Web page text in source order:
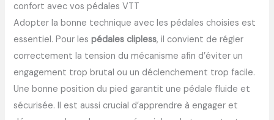
confort avec vos pédales VTT
Adopter la bonne technique avec les pédales choisies est
essentiel. Pour lespédales clipless, il convient de régler
correctement la tension du mécanisme afin d’éviter un
engagement trop brutal ou un déclenchement trop facile.
Une bonne position du pied garantit une pédale fluide et
sécurisée. Il est aussi crucial d’apprendre à engager et